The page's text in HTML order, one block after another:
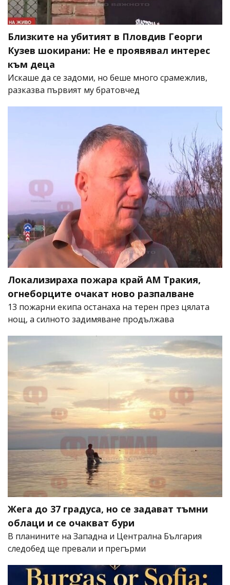
Близките на убитият в Пловдив Георги
Кузев шокирани: Не е проявявал интерес
към деца
Искаше да се задоми, но беше много срамежлив,
разказва първият му братовчед
Локализираха пожара край АМ Тракия,
огнеборците очакат ново разпалване
13 пожарни екипа останаха на терен през цялата
нощ, а силното задимяване продължава
Жега до 37 градуса, но се задават тъмни
облаци и се очакват бури
В планините на Западна и Централна България
следобед ще превали и прегърми